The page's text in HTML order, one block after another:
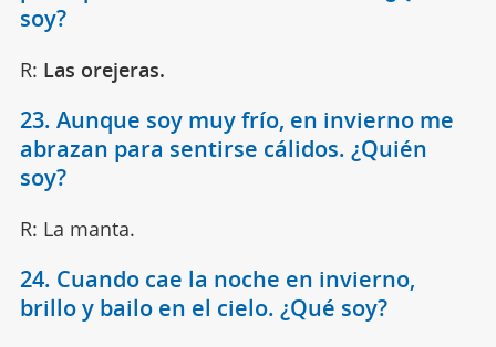
soy?
R: Las orejeras.
23. Aunque soy muy frío, en invierno me
abrazan para sentirse cálidos. ¿Quién
soy?
R: La manta.
24. Cuando cae la noche en invierno,
brillo y bailo en el cielo. ¿Qué soy?